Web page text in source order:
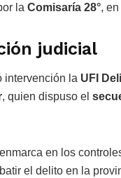
la Comisaría 28°,
judicial
intervención la UFI
, quien dispuso el
en los
el delito en la